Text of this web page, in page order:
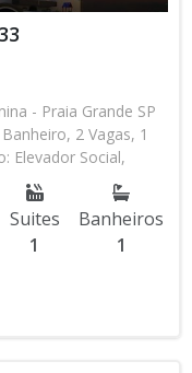
- Praia Grande SP
2 Vagas, 1
Elevador Social,
Individual, Piscina,
Gourmet, Academia,
com a
de R$
podem
entrando em
Suites
1
Banheiros
1